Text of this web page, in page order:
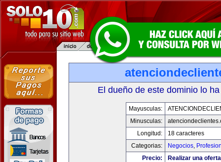
El dueño de este dominio lo
Mayusculas:
Minusculas:
Longitud:
18 caracteres
Categorias:
Negocios,
Precio:
Realizar una